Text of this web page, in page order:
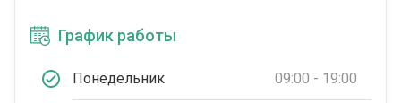
График работы
Понедельник 09:00 - 19:00